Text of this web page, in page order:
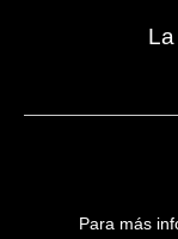
Para más